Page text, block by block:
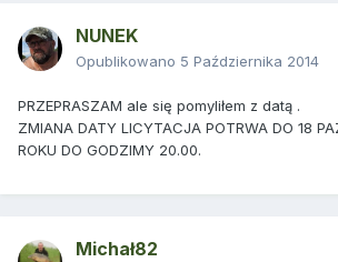
NUNEK
Opublikowano 5 Października 2014
PRZEPRASZAM ale się pomyliłem z datą .
ZMIANA DATY LICYTACJA POTRWA DO 18
ROKU DO GODZIMY 20.00.
Michał82